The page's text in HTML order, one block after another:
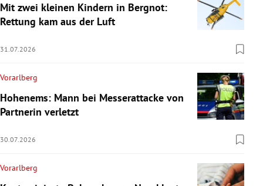
Mit zwei kleinen Kindern in Bergnot:
Rettung kam aus der Luft
31.07.2026
Vorarlberg
Hohenems: Mann bei Messerattacke von
Partnerin verletzt
30.07.2026
Vorarlberg